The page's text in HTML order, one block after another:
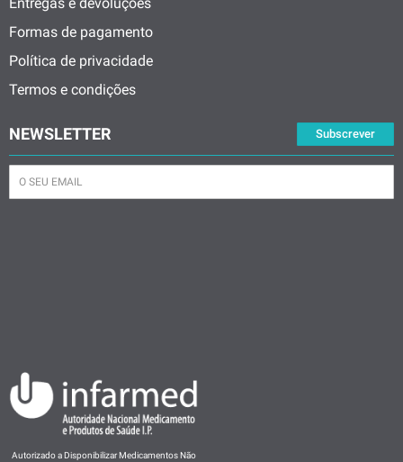
Formas de pagamento
Política de privacidade
Termos e condições
Subscrever
NEWSLETTER
Autorizado a Disponibilizar Medicamentos Não